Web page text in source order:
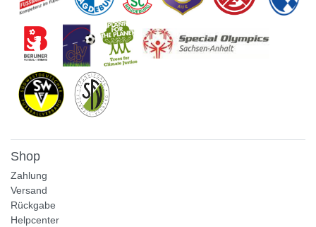
Shop
Zahlung
Versand
Rückgabe
Helpcenter